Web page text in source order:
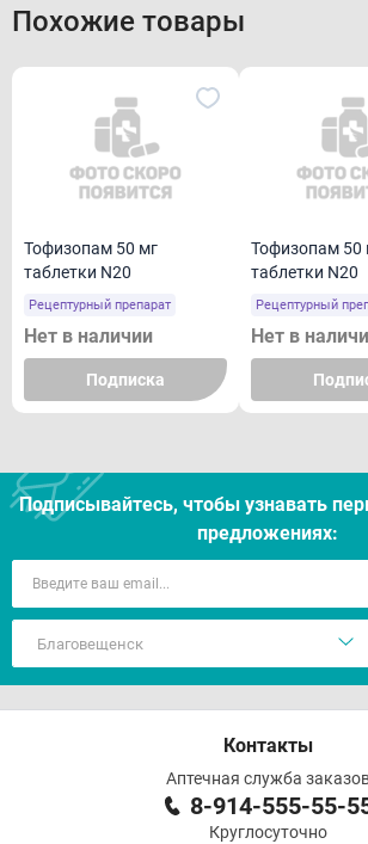
Похожие товары
Тофизопам 50 мг
таблетки N20
Рецептурный препарат
Нет в наличии
Подписка
Тофизопам 50
таблетки N20
Рецептурный
Нет в
Подписывайтесь, чтобы узнавать
предложениях:
Контакты
Аптечная служба
8-914-555-55-
Круглосуточно